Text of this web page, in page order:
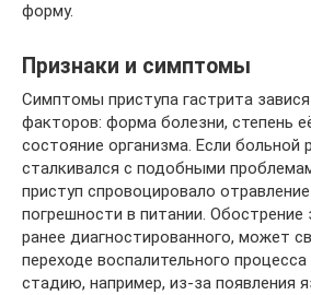
форму.
Признаки и симптомы
Симптомы приступа гастрита
факторов: форма болезни, степень
состояние организма. Если больной
сталкивался с подобными
приступ спровоцировало
погрешности в питании. Обострение
ранее диагностированного, может
переходе воспалительного
стадию, например, из-за появления